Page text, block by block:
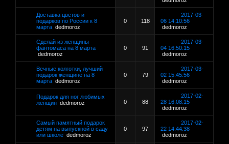
Доставка цветов и
подарков по России к 8
марта dedmoroz
0 118
2017-03-
06 14:10:56
dedmoroz
Сделай из женщины
фантомаса на 8 марта
dedmoroz
0 91
2017-03-
04 16:50:15
dedmoroz
Вечные колготки, лучший
подарок женщине на 8
марта dedmoroz
0 79
2017-03-
02 15:45:56
dedmoroz
Подарок для ног любимых
женщин dedmoroz 0 88
2017-02-
28 16:08:15
dedmoroz
Самый памятный подарок
детям на выпускной в саду
или школе dedmoroz
0 97
2017-02-
22 14:44:38
dedmoroz